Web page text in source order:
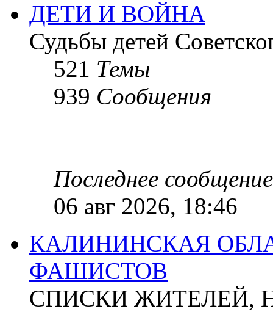
ДЕТИ И ВОЙНА
Судьбы детей
521 Темы
939 Сообщения
Последнее сообщение
06 авг 2026, 18:46
КАЛИНИНСКАЯ
ФАШИСТОВ
СПИСКИ ЖИТЕЛЕЙ,